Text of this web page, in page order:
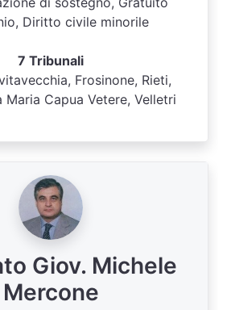
Diritto civile minorile
7 Tribunali
Frosinone, Rieti,
Maria Capua Vetere, Velletri
Giov. Michele
Mercone